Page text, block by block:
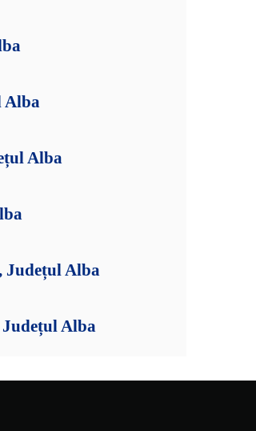
Alba
Alba
Județul Alba
Alba